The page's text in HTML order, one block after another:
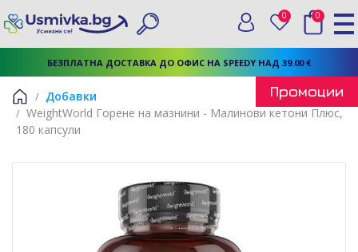
БЕЗПЛАТНА ДОСТАВКА ДО ОФИС НА SPEEDY НАД 39.00 €
Търси
Вход
0 Любими
0
Начало
Добавки
WeightWorld Горене на мазнини - Малинови кетони Плюс,
180 капсули
Промоции